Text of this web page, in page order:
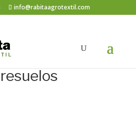
info@rabitaagrotextil.com